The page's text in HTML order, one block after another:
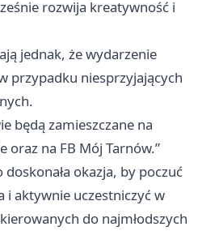
rozwija kreatywność i
jednak, że wydarzenie
przypadku niesprzyjających
będą zamieszczane na
oraz na FB Mój Tarnów.”
okazja, by poczuć
aktywnie uczestniczyć w
do najmłodszych